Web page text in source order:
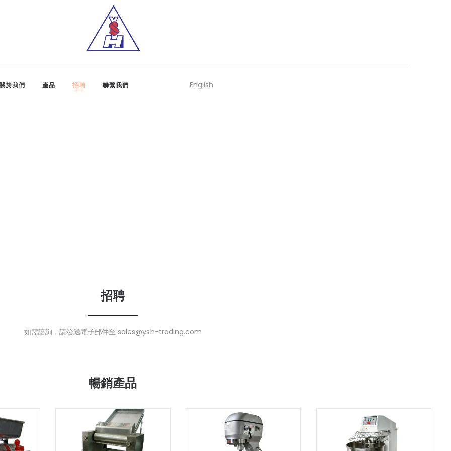
於我們 產品 招聘 聯繫我們 English
招聘
如需諮詢，請發送電子郵件至 sales@ysh-trading.com
暢銷產品